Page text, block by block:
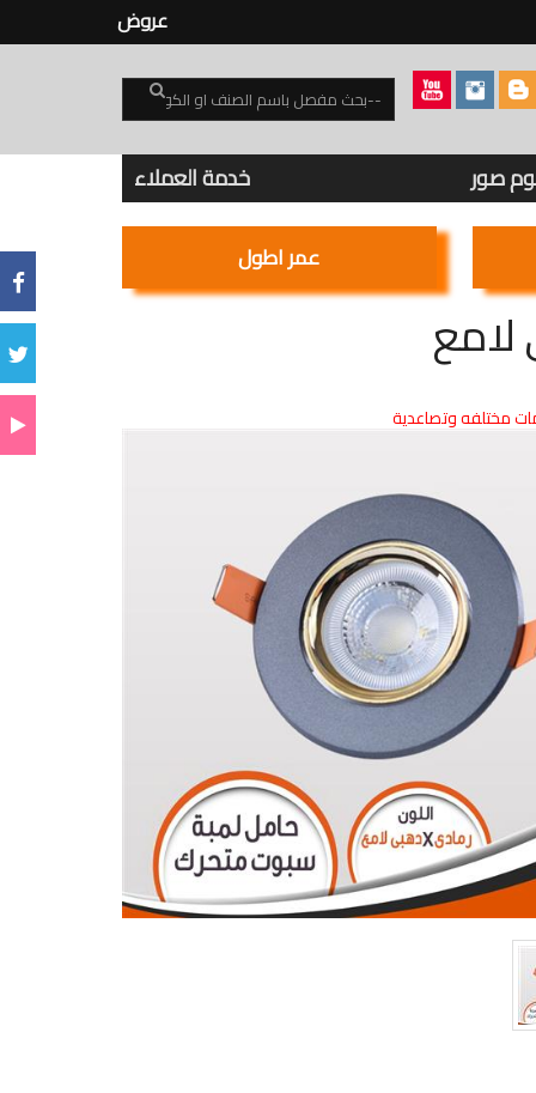
عروض
صور خدمة العملاء
عمر اطول
مختلفه وتصاعدية